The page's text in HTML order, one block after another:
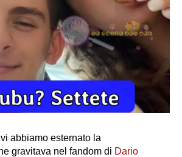
abbiamo esternato la
gravitava nel fandom di Dario